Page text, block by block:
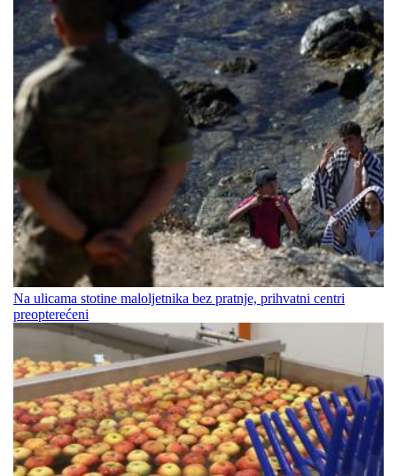
Na ulicama stotine maloljetnika bez pratnje, prihvatni centri
preopterećeni